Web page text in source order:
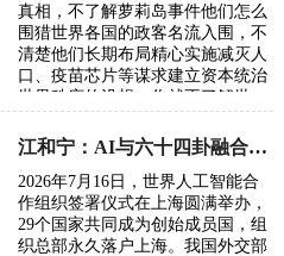
真相，不了解萝莉岛事件他们怎么
围猎世界各国的政客名流入围，不
清楚他们长期布局精心实施减灭人
口、疫苗芯片等谋求建立资本统治
世界秩序的设想，你就不了解世
界，也无从了解俄乌战争。所谓五
眼联盟国家…
江和宁：AI与六十四卦融合将成为读懂宇宙的通用语言
2026年7月16日，世界人工智能合
作组织签署仪式在上海圆满举办，
29个国家共同成为创始成员国，组
织总部永久落户上海。我国外交部